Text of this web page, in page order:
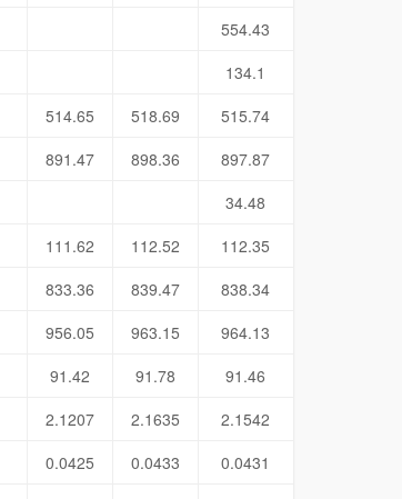
554.43
134.1
514.65 518.69
515.74
891.47 898.36
897.87
34.48
111.62 112.52
112.35
833.36 839.47
838.34
956.05 963.15
964.13
91.42 91.78
91.46
2.1207 2.1635
2.1542
0.0425 0.0433
0.0431